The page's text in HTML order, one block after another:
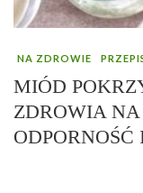
NA ZDROWIE
MIÓD
ZDROWIA